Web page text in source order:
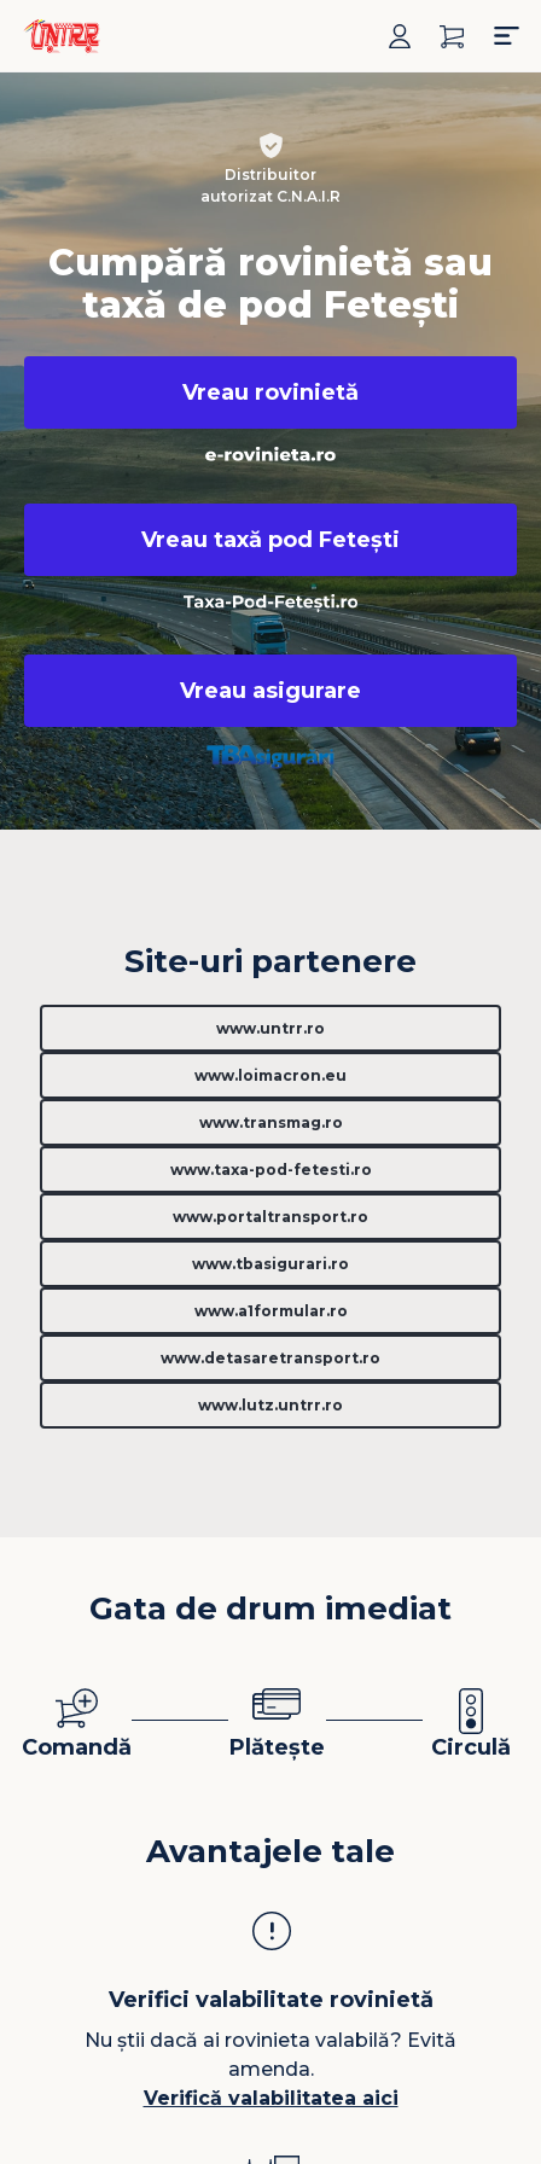
Distribuitor
autorizat C.N.A.I.R
Cumpără rovinietă sau
taxă de pod Fetești
Vreau rovinietă
Vreau taxă pod Fetești
Vreau asigurare
Site-uri partenere
www.untrr.ro
www.loimacron.eu
www.transmag.ro
www.taxa-pod-fetesti.ro
www.portaltransport.ro
www.tbasigurari.ro
www.a1formular.ro
www.detasaretransport.ro
www.lutz.untrr.ro
Gata de drum imediat
Comandă Plătește Circulă
Avantajele tale
Verifici valabilitate rovinietă
Nu știi dacă ai rovinieta valabilă? Evită
amenda.
Verifică valabilitatea aici